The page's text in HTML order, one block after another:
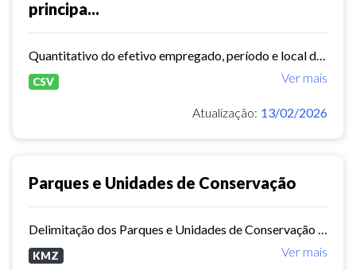
principa...
Ver mais
CSV
Atualização: 13/02/2026
Parques e Unidades de Conservação
Ver mais
KMZ